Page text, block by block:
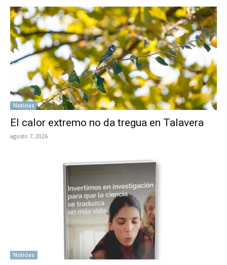
Noticias
El calor extremo no da tregua en Talavera
agosto 7, 2026
Noticias